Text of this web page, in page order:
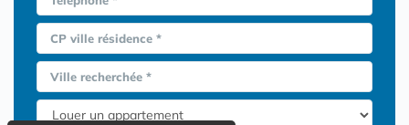
CP ville résidence *
Ville recherchée *